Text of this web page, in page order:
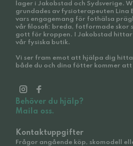
lager i Jakobstad och Sydsverige.
grundades av fysioterapeuten Lina
vars engagemang för fothälsa
vår filosofi: breda, fotformade skor
gott för kroppen. I Jakobstad hittar
vår fysiska butik.
Vi ser fram emot att hjälpa dig hitta
både du och dina fötter kommer att
Behöver du hjälp?
Maila oss.
Kontaktuppgifter
Frågor angående köp, skomodell